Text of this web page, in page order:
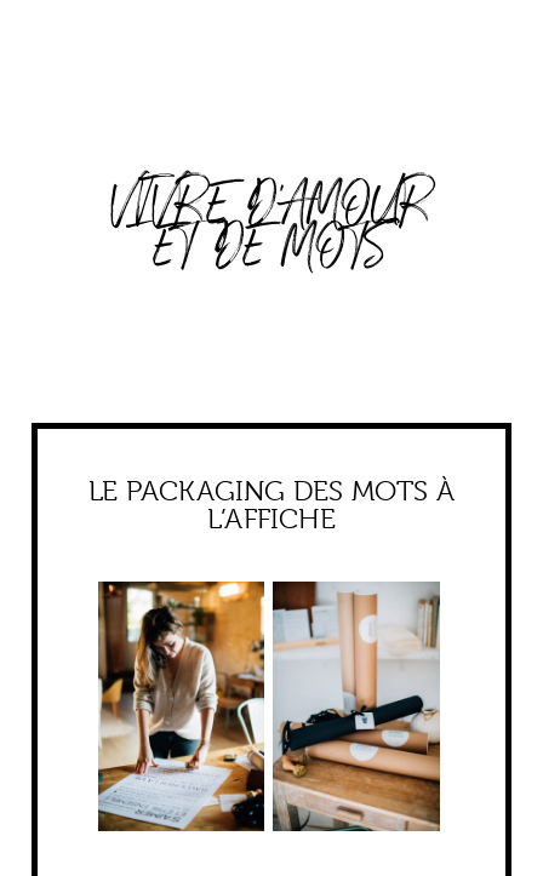
VIVRE D'AMOUR
ET DE MOTS
LE PACKAGING DES MOTS À
L’AFFICHE